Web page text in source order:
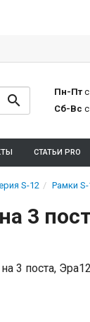
Пн-Птс
Сб-Вс
СТАТЬИ PRO
S-12 Рамки
3